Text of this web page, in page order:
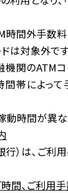
間外手数料
は対象外です
機関のATM
間帯によっ
動時間が異な
行）は、ご利
間、ご利用